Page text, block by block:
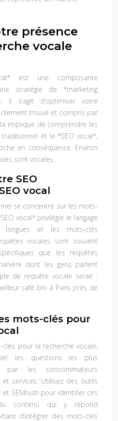
présence
vocale
est une composante
stratégie de *marketing
Il s’agit d’optimiser votre
trouvé et compris par
implique de comprendre les
et le *SEO vocal*,
en conséquence. Environ
sont vocales.
SEO
vocal
se concentre sur les mots-
vocal* privilégie le langage
longues et les mots-clés
vocales sont souvent
que les requêtes
dont les gens parlent
de requête vocale serait :
café bio à Paris près de
mots-clés pour
pour la recherche vocale,
les questions les plus
par les consommateurs
services. Utilisez des outils
et SEMrush pour identifier ces
contenu qui y répond
d’intégrer des mots-clés